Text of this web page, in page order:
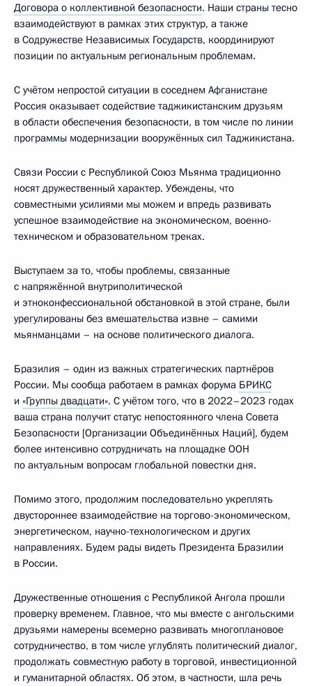
Договора о коллективной безопасности. Наши страны тесно
взаимодействуют в рамках этих структур, а также
в Содружестве Независимых Государств, координируют
позиции по актуальным региональным проблемам.
С учётом непростой ситуации в соседнем Афганистане
Россия оказывает содействие таджикистанским друзьям
в области обеспечения безопасности, в том числе по линии
программы модернизации вооружённых сил Таджикистана.
Связи России с Республикой Союз Мьянма традиционно
носят дружественный характер. Убеждены, что
совместными усилиями мы можем и впредь развивать
успешное взаимодействие на экономическом, военно-
техническом и образовательном треках.
Выступаем за то, чтобы проблемы, связанные
с напряжённой внутриполитической
и этноконфессиональной обстановкой в этой стране, были
урегулированы без вмешательства извне – самими
мьянманцами – на основе политического диалога.
Бразилия – один из важных стратегических партнёров
России. Мы сообща работаем в рамках форума БРИКС
и «Группы двадцати». С учётом того, что в 2022–2023 годах
ваша страна получит статус непостоянного члена Совета
Безопасности [Организации Объединённых Наций], будем
более интенсивно сотрудничать на площадке ООН
по актуальным вопросам глобальной повестки дня.
Помимо этого, продолжим последовательно укреплять
двустороннее взаимодействие на торгово-экономическом,
энергетическом, научно-технологическом и других
направлениях. Будем рады видеть Президента Бразилии
в России.
Дружественные отношения с Республикой Ангола прошли
проверку временем. Главное, что мы вместе с ангольскими
друзьями намерены всемерно развивать многоплановое
сотрудничество, в том числе углублять политический диалог,
продолжать совместную работу в торговой, инвестиционной
и гуманитарной областях. Об этом, в частности, шла речь